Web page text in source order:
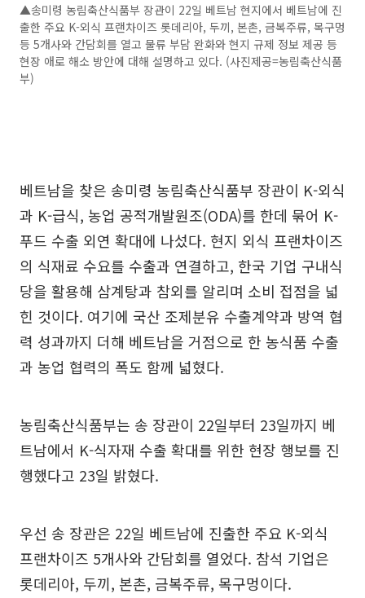
▲송미령 농림축산식품부 장관이 22일 베트남 현지에서 베트남에 진
출한 주요 K-외식 프랜차이즈 롯데리아, 두끼, 본촌, 금복주류, 목구멍
등 5개사와 간담회를 열고 물류 부담 완화와 현지 규제 정보 제공 등
현장 애로 해소 방안에 대해 설명하고 있다. (사진제공=농림축산식품
부)
베트남을 찾은 송미령 농림축산식품부 장관이 K-외식
과 K-급식, 농업 공적개발원조(ODA)를 한데 묶어 K-
푸드 수출 외연 확대에 나섰다. 현지 외식 프랜차이즈
의 식재료 수요를 수출과 연결하고, 한국 기업 구내식
당을 활용해 삼계탕과 참외를 알리며 소비 접점을 넓
힌 것이다. 여기에 국산 조제분유 수출계약과 방역 협
력 성과까지 더해 베트남을 거점으로 한 농식품 수출
과 농업 협력의 폭도 함께 넓혔다.
농림축산식품부는 송 장관이 22일부터 23일까지 베
트남에서 K-식자재 수출 확대를 위한 현장 행보를 진
행했다고 23일 밝혔다.
우선 송 장관은 22일 베트남에 진출한 주요 K-외식
프랜차이즈 5개사와 간담회를 열었다. 참석 기업은
롯데리아, 두끼, 본촌, 금복주류, 목구멍이다.